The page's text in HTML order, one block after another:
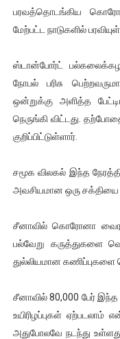
இளையராஜா – கமல்
32 CM விநோத
வலிமை தான் அஜித்
பரவத்தொடங்கிய
மேற்பட்ட நாடுகளில்
ஸ்டான்போர்ட்
நோபல் பரிசு
ஒன்றுக்கு அளித்த
நெருங்கி விட்டது.
குறிப்பிட்டுள்ளார்.
சமூக விலகல் இந்த
அவசியமான ஒரு சக்தியை
சீனாவில் கொரோனா வைரஸ்
பல்வேறு கருத்துகளை
துல்லியமான கணிப்புகளை
சீனாவில் 80,000 பேர்
உயிரிழப்புகள் ஏற்படலாம்
அதுபோலவே நடந்து